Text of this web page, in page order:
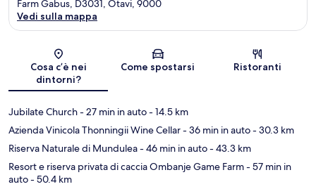
Mappa
Farm Gabus, D3031, Otavi, 9000
Vedi sulla mappa
Cosa c’è nei
dintorni?
Come spostarsi Ristoranti
Jubilate Church- 27 min in auto- 14.5 km
Azienda Vinicola Thonningii Wine Cellar- 36 min in auto- 30.3 km
Riserva Naturale di Mundulea- 46 min in auto- 43.3 km
Resort e riserva privata di caccia Ombanje Game Farm- 57 min in
auto- 50.4 km